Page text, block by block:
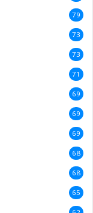
79
73
73
71
69
69
69
68
68
65